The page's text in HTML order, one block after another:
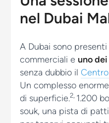
nel Dubai
A Dubai sono
commerciali e uno
senza dubbio il
Un complesso
di superficie.2, 1.200
souk, una pista di